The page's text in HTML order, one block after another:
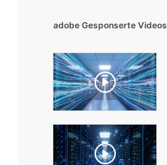
adobe Gesponserte Videos